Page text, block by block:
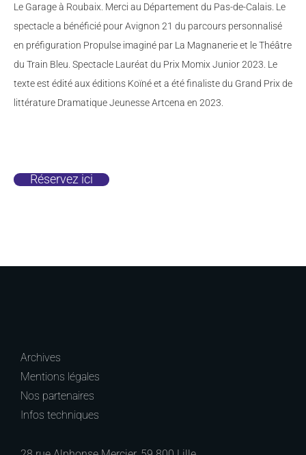
Le Garage à Roubaix. Merci au Département du Pas-de-Calais. Le
spectacle a bénéficié pour Avignon 21 du parcours personnalisé
en préfiguration Propulse imaginé par La Magnanerie et le Théâtre
du Train Bleu. Spectacle Lauréat du Prix Momix Junior 2023. Le
texte est édité aux éditions Koïné et a été finaliste du Grand Prix de
littérature Dramatique Jeunesse Artcena en 2023.
Réservez ici
Archives
Mentions légales
Nos partenaires
Infos techniques